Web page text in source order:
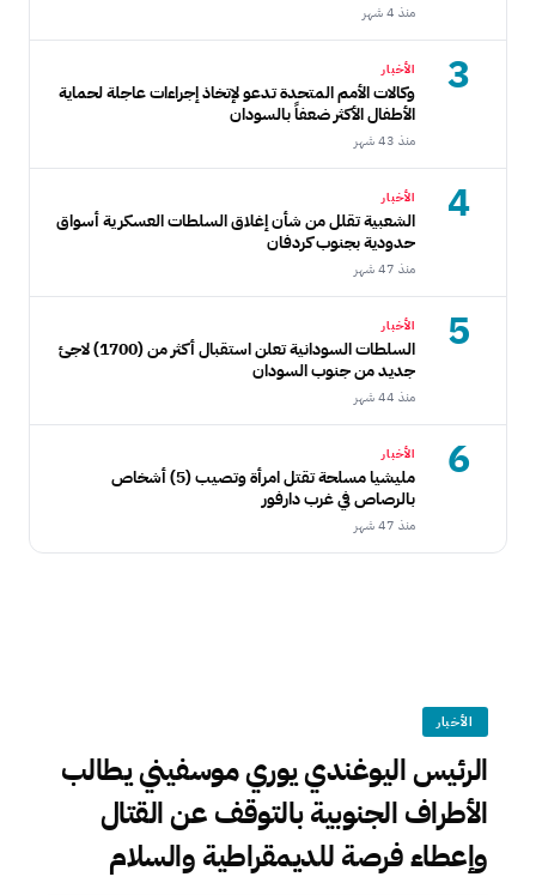
منذ 4 شهر
3 الأخبار
وكالات الأمم المتحدة تدعو لإتخاذ إجراءات عاجلة لحماية
الأطفال الأكثر ضعفاً بالسودان
منذ 43 شهر
4 الأخبار
الشعبية تقلل من شأن إغلاق السلطات العسكرية أسواق
حدودية بجنوب كردفان
منذ 47 شهر
5 الأخبار
السلطات السودانية تعلن استقبال أكثر من (1700) لاجئ
جديد من جنوب السودان
منذ 44 شهر
6 الأخبار
مليشيا مسلحة تقتل امرأة وتصيب (5) أشخاص
بالرصاص في غرب دارفور
منذ 47 شهر
الأخبار
الرئيس اليوغندي يوري موسفيني يطالب
الأطراف الجنوبية بالتوقف عن القتال
وإعطاء فرصة للديمقراطية والسلام